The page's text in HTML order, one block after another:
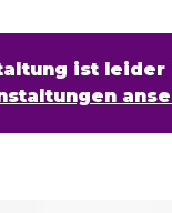
ist leider